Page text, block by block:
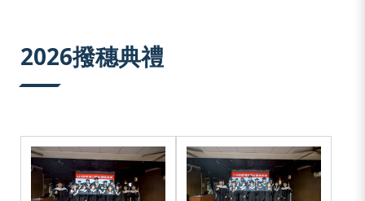
2026撥穗典禮